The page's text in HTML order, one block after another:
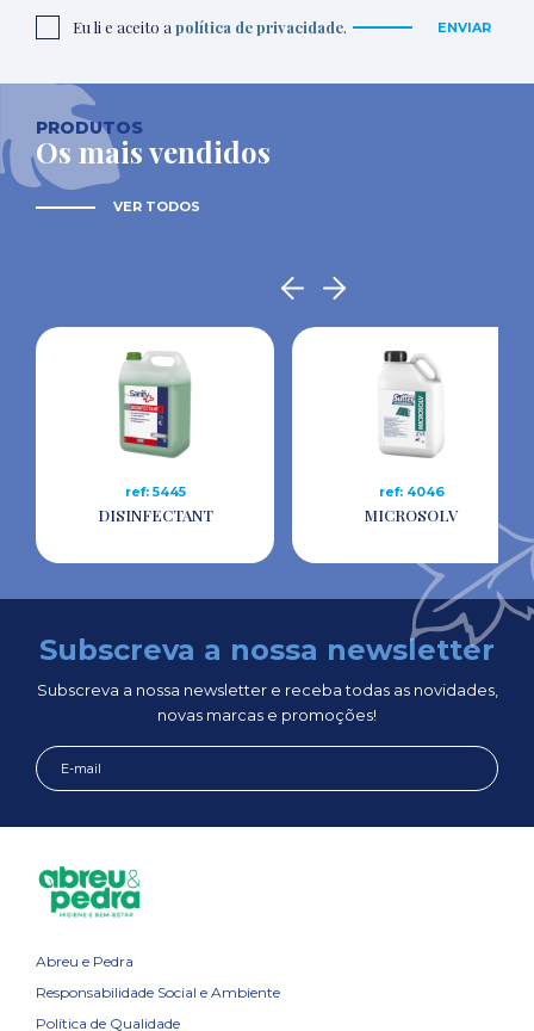
Eu li e aceito a política de privacidade. ENVIAR
PRODUTOS
Os mais vendidos
VER TODOS
ref: 5445
DISINFECTANT
ref: 4046
MICROSOLV
Subscreva a nossa newsletter
Subscreva a nossa newsletter e receba todas as novidades,
novas marcas e promoções!
Abreu e Pedra
Responsabilidade Social e Ambiente
Política de Qualidade